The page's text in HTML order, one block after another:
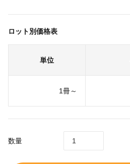
ロット別価格表
単位
1冊～
数量